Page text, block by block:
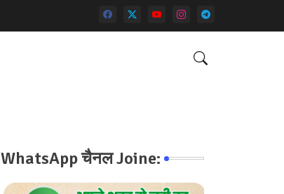
WhatsApp चैनल Joine: